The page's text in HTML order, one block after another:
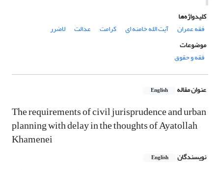
کلیدواژه‌ها
فقه عمران
آیت الله خامنه ای کرامت عدالت
لاضرر
موضوعات
فقه و حقوق
عنوان مقاله English
The requirements of civil jurisprudence and urban
planning with delay in the thoughts of Ayatollah
Khamenei
نویسندگان English